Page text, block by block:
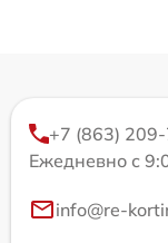
+7 (863)
Ежедневно с
info@re-